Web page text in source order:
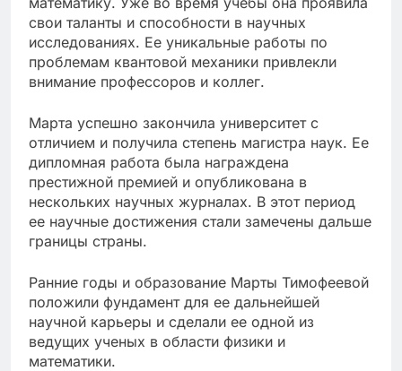
свои таланты и способности в научных
исследованиях. Ее уникальные работы по
проблемам квантовой механики привлекли
внимание профессоров и коллег.
Марта успешно закончила университет с
отличием и получила степень магистра наук. Ее
дипломная работа была награждена
престижной премией и опубликована в
нескольких научных журналах. В этот период
ее научные достижения стали замечены дальше
границы страны.
Ранние годы и образование Марты Тимофеевой
положили фундамент для ее дальнейшей
научной карьеры и сделали ее одной из
ведущих ученых в области физики и
математики.